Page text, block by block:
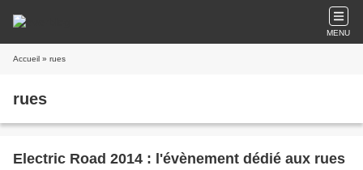
MENU
Accueil » rues
rues
Electric Road 2014 : l'évènement dédié aux rues